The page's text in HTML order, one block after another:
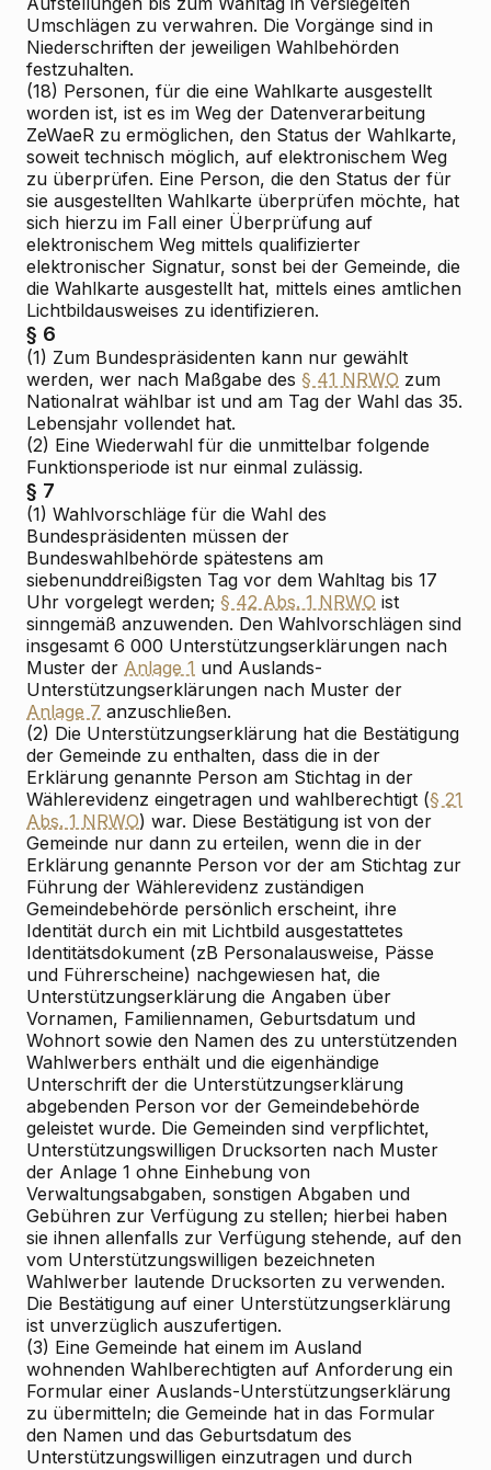
Umschlägen zu verwahren. Die Vorgänge sind in
Niederschriften der jeweiligen Wahlbehörden
festzuhalten.
(18) Personen, für die eine Wahlkarte ausgestellt
worden ist, ist es im Weg der Datenverarbeitung
ZeWaeR zu ermöglichen, den Status der Wahlkarte,
soweit technisch möglich, auf elektronischem Weg
zu überprüfen. Eine Person, die den Status der für
sie ausgestellten Wahlkarte überprüfen möchte, hat
sich hierzu im Fall einer Überprüfung auf
elektronischem Weg mittels qualifizierter
elektronischer Signatur, sonst bei der Gemeinde, die
die Wahlkarte ausgestellt hat, mittels eines amtlichen
Lichtbildausweises zu identifizieren.
§ 6
(1) Zum Bundespräsidenten kann nur gewählt
werden, wer nach Maßgabe des § 41 NRWO zum
Nationalrat wählbar ist und am Tag der Wahl das 35.
Lebensjahr vollendet hat.
(2) Eine Wiederwahl für die unmittelbar folgende
Funktionsperiode ist nur einmal zulässig.
§ 7
(1) Wahlvorschläge für die Wahl des
Bundespräsidenten müssen der
Bundeswahlbehörde spätestens am
siebenunddreißigsten Tag vor dem Wahltag bis 17
Uhr vorgelegt werden; § 42 Abs. 1 NRWO ist
sinngemäß anzuwenden. Den Wahlvorschlägen sind
insgesamt 6 000 Unterstützungserklärungen nach
Muster der Anlage 1 und Auslands-
Unterstützungserklärungen nach Muster der
Anlage 7 anzuschließen.
(2) Die Unterstützungserklärung hat die Bestätigung
der Gemeinde zu enthalten, dass die in der
Erklärung genannte Person am Stichtag in der
Wählerevidenz eingetragen und wahlberechtigt (§ 21
Abs. 1 NRWO) war. Diese Bestätigung ist von der
Gemeinde nur dann zu erteilen, wenn die in der
Erklärung genannte Person vor der am Stichtag zur
Führung der Wählerevidenz zuständigen
Gemeindebehörde persönlich erscheint, ihre
Identität durch ein mit Lichtbild ausgestattetes
Identitätsdokument (zB Personalausweise, Pässe
und Führerscheine) nachgewiesen hat, die
Unterstützungserklärung die Angaben über
Vornamen, Familiennamen, Geburtsdatum und
Wohnort sowie den Namen des zu unterstützenden
Wahlwerbers enthält und die eigenhändige
Unterschrift der die Unterstützungserklärung
abgebenden Person vor der Gemeindebehörde
geleistet wurde. Die Gemeinden sind verpflichtet,
Unterstützungswilligen Drucksorten nach Muster
der Anlage 1 ohne Einhebung von
Verwaltungsabgaben, sonstigen Abgaben und
Gebühren zur Verfügung zu stellen; hierbei haben
sie ihnen allenfalls zur Verfügung stehende, auf den
vom Unterstützungswilligen bezeichneten
Wahlwerber lautende Drucksorten zu verwenden.
Die Bestätigung auf einer Unterstützungserklärung
ist unverzüglich auszufertigen.
(3) Eine Gemeinde hat einem im Ausland
wohnenden Wahlberechtigten auf Anforderung ein
Formular einer Auslands-Unterstützungserklärung
zu übermitteln; die Gemeinde hat in das Formular
den Namen und das Geburtsdatum des
Unterstützungswilligen einzutragen und durch